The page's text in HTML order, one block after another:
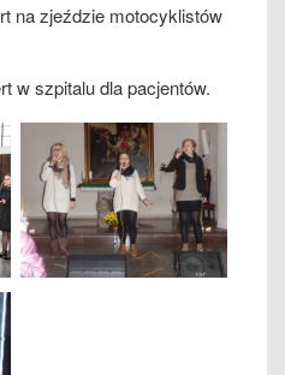
na zjeździe motocyklistów
w szpitalu dla pacjentów.